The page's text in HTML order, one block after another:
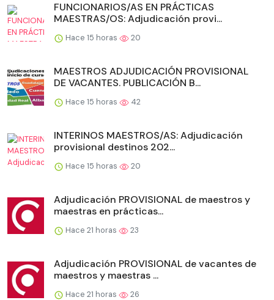
FUNCIONARIOS/AS EN PRÁCTICAS
MAESTRAS/OS: Adjudicación provi...
Hace 15 horas 20
MAESTROS ADJUDICACIÓN PROVISIONAL
DE VACANTES. PUBLICACIÓN B...
Hace 15 horas 42
INTERINOS MAESTROS/AS: Adjudicación
provisional destinos 202...
Hace 15 horas 20
Adjudicación PROVISIONAL de maestros y
maestras en prácticas...
Hace 21 horas 23
Adjudicación PROVISIONAL de vacantes de
maestros y maestras ...
Hace 21 horas 26